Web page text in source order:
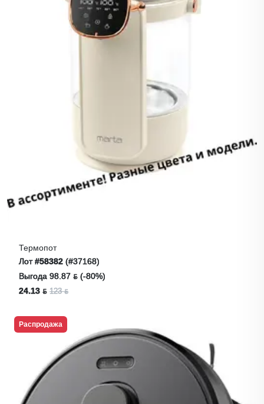
Термопот
Лот#58382 (#37168)
Выгода 98.87 ƃ (-80%)
24.13 ƃ 123 ƃ
Распродажа